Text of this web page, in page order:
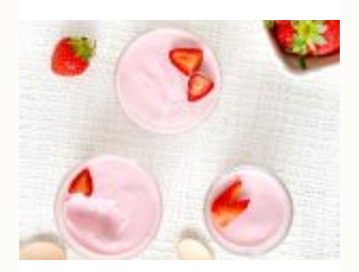
POUR
FÊTE
DES